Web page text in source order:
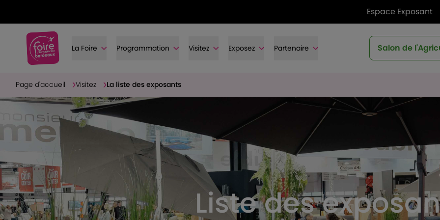
Espace Exposant
La Foire Programmation Visitez Exposez Partenaire Salon de
Page d'accueil Visitez La liste des exposants
Liste des